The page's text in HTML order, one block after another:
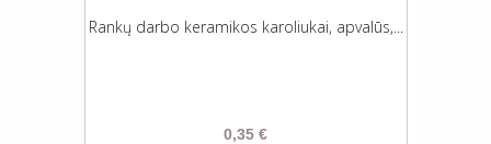
Rankų darbo keramikos karoliukai, apvalūs,...
0,35 €